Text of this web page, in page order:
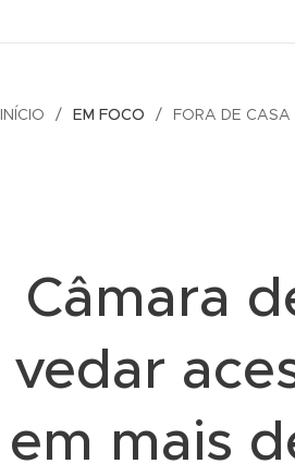
INÍCIO EM FOCO FORA DE CASA
Câmara
vedar
em mais